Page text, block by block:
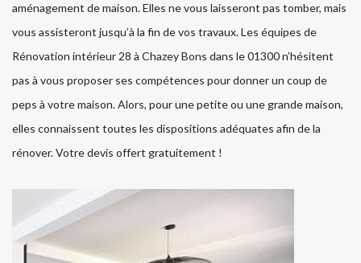
aménagement de maison. Elles ne vous laisseront pas tomber, mais
vous assisteront jusqu’à la fin de vos travaux. Les équipes de
Rénovation intérieur 28 à Chazey Bons dans le 01300 n’hésitent
pas à vous proposer ses compétences pour donner un coup de
peps à votre maison. Alors, pour une petite ou une grande maison,
elles connaissent toutes les dispositions adéquates afin de la
rénover. Votre devis offert gratuitement !